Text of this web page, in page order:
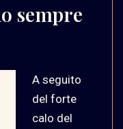
sempre
A seguito
del forte
calo del